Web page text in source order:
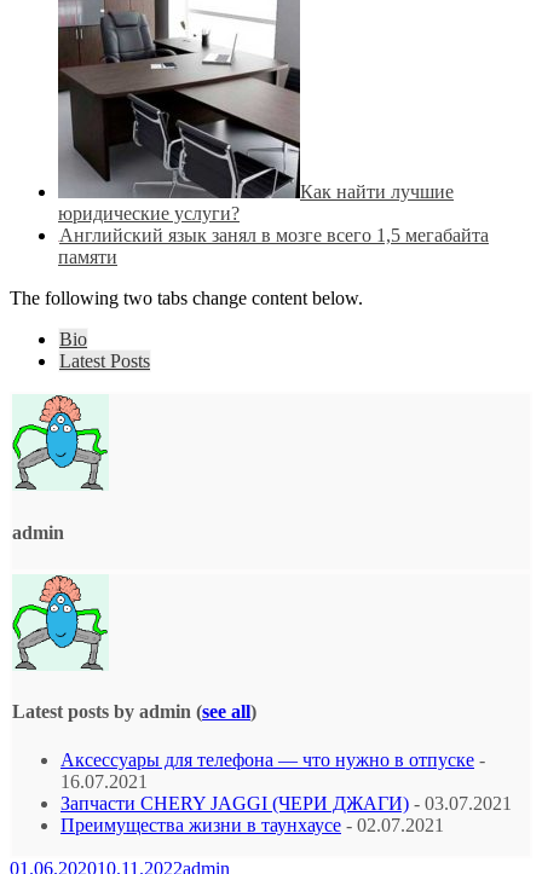
Как найти лучшие
юридические услуги?
Английский язык занял в мозге всего 1,5 мегабайта
памяти
The following two tabs change content below.
Bio
Latest Posts
admin
Latest posts by admin (see all)
Аксессуары для телефона — что нужно в отпуске -
16.07.2021
Запчасти CHERY JAGGI (ЧЕРИ ДЖАГИ) - 03.07.2021
Преимущества жизни в таунхаусе - 02.07.2021
01.06.202010.11.2022admin